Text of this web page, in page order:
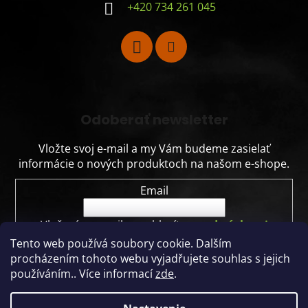
Tento web používá soubory cookie. Dalším
procházením tohoto webu vyjadřujete souhlas s jejich
používáním.. Více informacízde.
+420 734 261 045
Odoberať newsletter
Vložte svoj e-mail a my Vám budeme zasielať
informácie o nových produktoch na našom e-shope.
Email
Vložením e-mailu souhlasíte s
podmínkami
ochrany osobních údajů
PRIHLÁSIŤ SA